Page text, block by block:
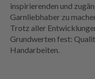
inspirierenden und
Garnliebhaber zu
Trotz aller
Grundwerten fest:
Handarbeiten.